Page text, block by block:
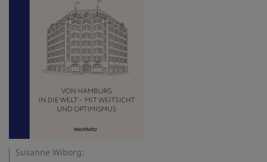
Susanne Wiborg: